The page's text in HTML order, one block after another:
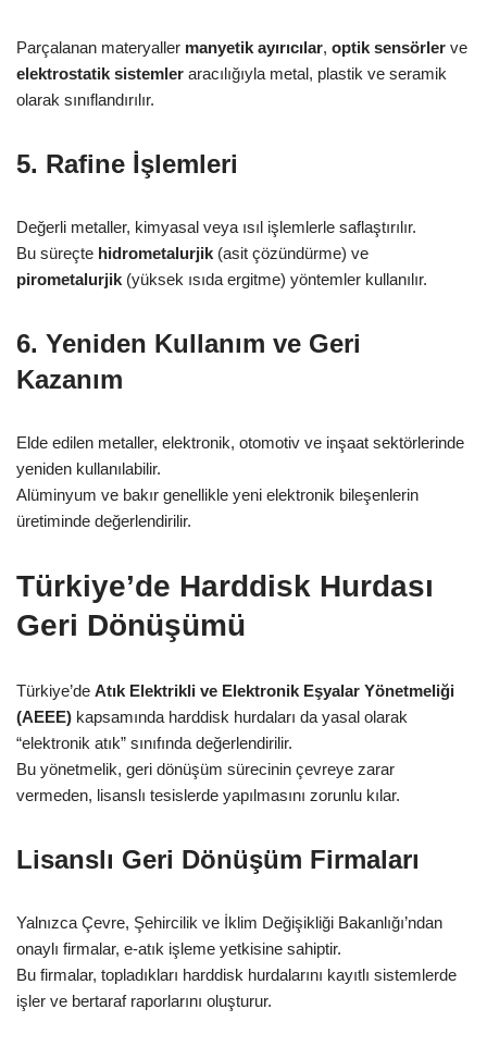
Parçalanan materyaller manyetik ayırıcılar, optik sensörler ve
elektrostatik sistemler aracılığıyla metal, plastik ve seramik
olarak sınıflandırılır.
5. Rafine İşlemleri
Değerli metaller, kimyasal veya ısıl işlemlerle saflaştırılır.
Bu süreçte hidrometalurjik (asit çözündürme) ve
pirometalurjik (yüksek ısıda ergitme) yöntemler kullanılır.
6. Yeniden Kullanım ve Geri
Kazanım
Elde edilen metaller, elektronik, otomotiv ve inşaat sektörlerinde
yeniden kullanılabilir.
Alüminyum ve bakır genellikle yeni elektronik bileşenlerin
üretiminde değerlendirilir.
Türkiye’de Harddisk Hurdası
Geri Dönüşümü
Türkiye’de Atık Elektrikli ve Elektronik Eşyalar Yönetmeliği
(AEEE) kapsamında harddisk hurdaları da yasal olarak
“elektronik atık” sınıfında değerlendirilir.
Bu yönetmelik, geri dönüşüm sürecinin çevreye zarar
vermeden, lisanslı tesislerde yapılmasını zorunlu kılar.
Lisanslı Geri Dönüşüm Firmaları
Yalnızca Çevre, Şehircilik ve İklim Değişikliği Bakanlığı’ndan
onaylı firmalar, e-atık işleme yetkisine sahiptir.
Bu firmalar, topladıkları harddisk hurdalarını kayıtlı sistemlerde
işler ve bertaraf raporlarını oluşturur.